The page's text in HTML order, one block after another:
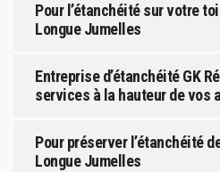
Pour l’étanchéité sur votre
Longue Jumelles
Entreprise d’étanchéité GK
services à la hauteur de vos
Pour préserver l’étanchéité
Longue Jumelles